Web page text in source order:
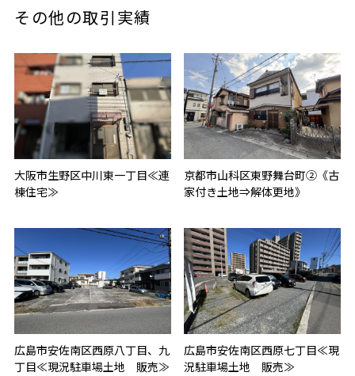
その他の取引実績
大阪市生野区中川東一丁目≪連
棟住宅≫
京都市山科区東野舞台町②《古
家付き土地⇒解体更地》
広島市安佐南区西原八丁目、九
丁目≪現況駐車場土地 販売≫
広島市安佐南区西原七丁目≪現
況駐車場土地 販売≫